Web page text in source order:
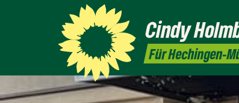
Cindy
Für Hechingen-